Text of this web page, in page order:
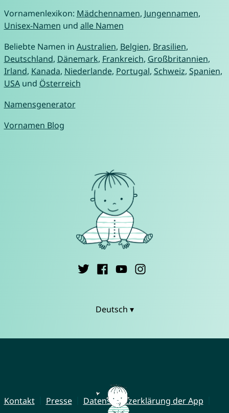
Vornamenlexikon: Mädchennamen, Jungennamen,
Unisex-Namen und alle Namen
Beliebte Namen in Australien, Belgien, Brasilien,
Deutschland, Dänemark, Frankreich, Großbritannien,
Irland, Kanada, Niederlande, Portugal, Schweiz, Spanien,
USAund Österreich
Namensgenerator
Vornamen Blog
Deutsch ▾
Kontakt Presse
Datenschutzerklärung der App